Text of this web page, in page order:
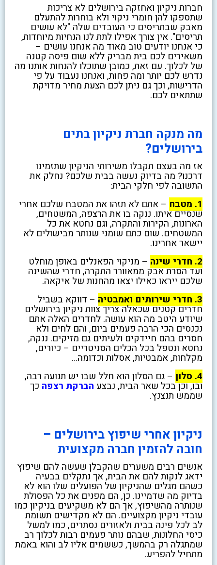
חברות ניקיון ואחזקה בירושלים לא צריכות
שתספקו להן חומרי ניקוי ולא בוחרות להתעלם
מאבק שבתריסים כי העובדים שלה "לא עושים
תריסים". אין צורך אפילו לתת לנו הנחיות מיוחדות,
כי אנחנו יודעים טוב מאוד מה אנחנו עושים –
משאירים לכם בית מבריק ללא שום פיסה קטנה
של לכלוך. עם זאת, כמובן שתוכלו להנחות אותנו מה
נדרש לכם יותר ומה פחות, ואנחנו נעבוד על פי
הדרישות, וכך גם ניתן לכם הצעת מחיר מדויקת
שתתאים לכם.
מה מנקה חברת ניקיון בתים
בירושלים?
אז מה בעצם תקבלו משירותי הניקיון שתזמינו
דרכנו? מה בדיוק נעשה בבית שלכם? נחלק את
התשובה לפי חלקי הבית:
1. מטבח
– אתם לא תזהו את המטבח שלכם אחרי
שנסיים איתו. ננקה בו את הרצפה, המשטחים,
הארונות, הקירות והתקרה, וגם נחטא את כל
המשטחים. שום כתם שומני שנותר מבישולים לא
יישאר אחרינו.
2. חדרי שינה
– מניקוי הפאנלים באופן מוחלט
ועד הסרת אבק ממאוורר התקרה, חדרי שהשינה
שלכם ייראו כאילו יצאו מהחנות של איקאה.
3. חדרי שירותים ואמבטיה
– דווקא בשביל
חדרים קטנים שכאלה צריך צוות ניקיון בירושלים
שיודע היטב מה הוא עושה. לחדרים האלה אתם
נכנסים הכי הרבה פעמים ביום, והם לחים ולא
חסרים בהם חיידקים ולעיתים גם מזיקים. ננקה,
נחטא ונטפל בכל הכלים הסניטריים – כיורים,
מקלחות, אמבטיות, אסלות וכדומה…
4. סלון
– גם הסלון הוא חלל שבו יש תנועה רבה,
ובו, וכן בכל שאר הבית, נבצע הברקת רצפה כך
שממש תנצנץ.
ניקיון אחרי שיפוץ בירושלים –
חובה להזמין חברה מקצועית
אנשים רבים משערים שהקבלן שעשה להם שיפוץ
ידאג לנקות להם את הבית, אך נתקלים בבעיה
כשהם מגלים שהניקיון של הפועלים שלו הוא לא
בדיוק מה שדמיינו. כן, הם מפנים את כל הפסולת
שנותרה מהשיפוץ, אך הם לא משקיעים בניקיון כמו
עובדי ניקיון מקצועיים. הם לא מקדישים תשומת
לב לכל פינה בבית ולאזורים נסתרים, כמו למשל
כיסי החלונות, שבהם נותר פעמים רבות לכלוך רב
שמתגלה רק בהמשך, כששמים אליו לב והוא באמת
מתחיל להפריע.